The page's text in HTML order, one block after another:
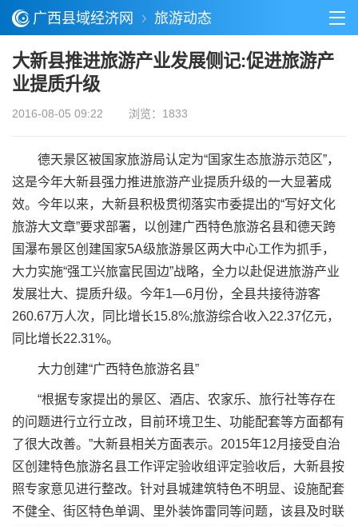
广西县域经济网 旅游动态
大新县推进旅游产业发展侧记:促进旅游产
业提质升级
2016-08-05 09:22 浏览：1833
德天景区被国家旅游局认定为“国家生态旅游示范区”，
这是今年大新县强力推进旅游产业提质升级的一大显著成
效。今年以来，大新县积极贯彻落实市委提出的“写好文化
旅游大文章”要求部署，以创建广西特色旅游名县和德天跨
国瀑布景区创建国家5A级旅游景区两大中心工作为抓手，
大力实施“强工兴旅富民固边”战略，全力以赴促进旅游产业
发展壮大、提质升级。今年1—6月份，全县共接待游客
260.67万人次，同比增长15.8%;旅游综合收入22.37亿元，
同比增长22.31%。
大力创建“广西特色旅游名县”
“根据专家提出的景区、酒店、农家乐、旅行社等存在
的问题进行立行立改，目前环境卫生、功能配套等方面都有
了很大改善。”大新县相关方面表示。2015年12月接受自治
区创建特色旅游名县工作评定验收组评定验收后，大新县按
照专家意见进行整改。针对县城建筑特色不明显、设施配套
不健全、街区特色单调、里外装饰雷同等问题，该县及时联